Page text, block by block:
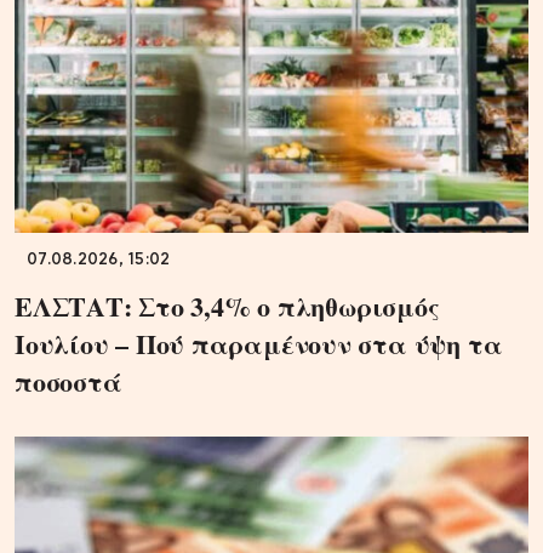
07.08.2026, 15:02
ΕΛΣΤΑΤ: Στο 3,4% ο πληθωρισμός
Ιουλίου – Πού παραμένουν στα ύψη τα
ποσοστά